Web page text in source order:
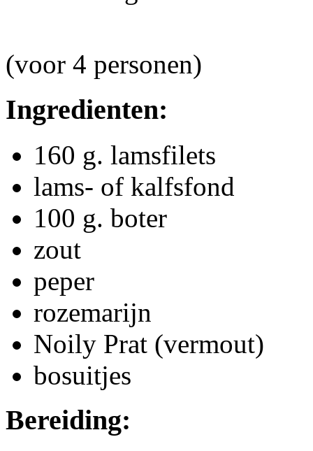
(voor 4 personen)
Ingredienten:
160 g. lamsfilets
lams- of kalfsfond
100 g. boter
zout
peper
rozemarijn
Noily Prat (vermout)
bosuitjes
Bereiding: